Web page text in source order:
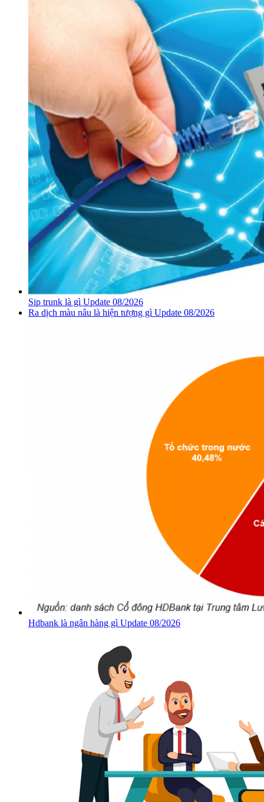
Sip trunk là gì Update 08/2026
Ra dịch màu nâu là hiện tượng gì Update 08/2026
Hdbank là ngân hàng gì Update 08/2026